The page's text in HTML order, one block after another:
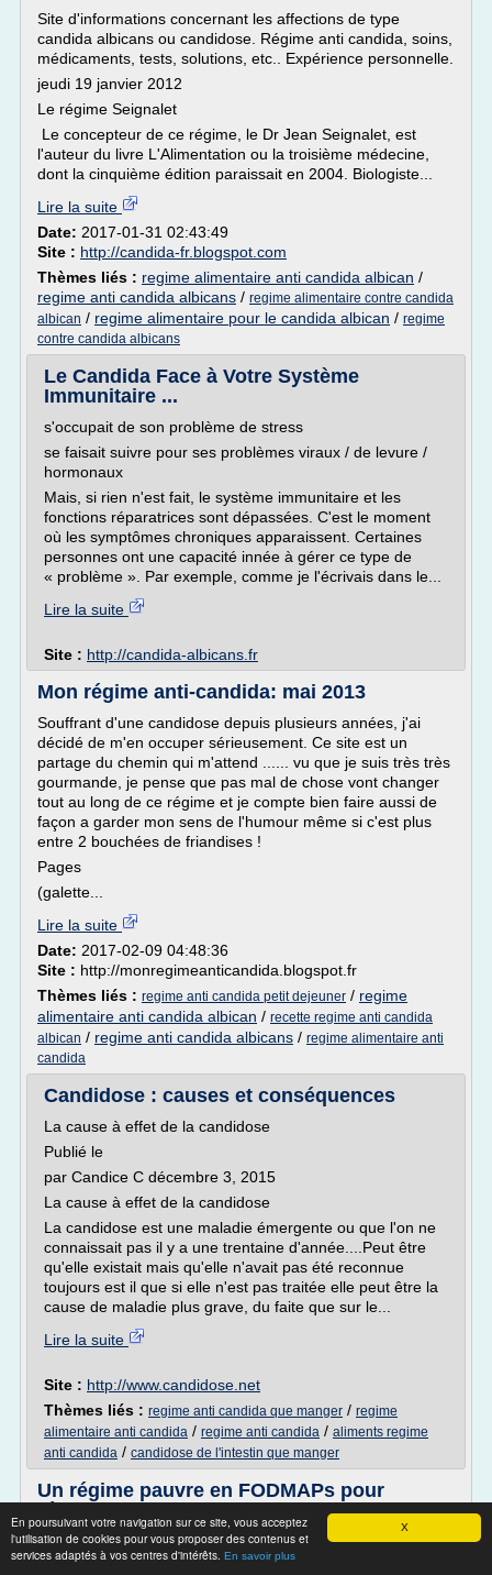
X
En poursuivant votre navigation sur ce site, vous acceptez
l'utilisation de cookies pour vous proposer des contenus et
services adaptés à vos centres d'intérêts. En savoir plus
Site d'informations concernant les affections de type
candida albicans ou candidose. Régime anti candida, soins,
médicaments, tests, solutions, etc.. Expérience personnelle.
jeudi 19 janvier 2012
Le régime Seignalet
Le concepteur de ce régime, le Dr Jean Seignalet, est
l'auteur du livre L'Alimentation ou la troisième médecine,
dont la cinquième édition paraissait en 2004. Biologiste...
Lire la suite
Date: 2017-01-31 02:43:49
Site : http://candida-fr.blogspot.com
Thèmes liés : regime alimentaire anti candida albican /
regime anti candida albicans / regime alimentaire contre candida
albican / regime alimentaire pour le candida albican / regime
contre candida albicans
Le Candida Face à Votre Système
Immunitaire ...
s'occupait de son problème de stress
se faisait suivre pour ses problèmes viraux / de levure /
hormonaux
Mais, si rien n'est fait, le système immunitaire et les
fonctions réparatrices sont dépassées. C'est le moment
où les symptômes chroniques apparaissent. Certaines
personnes ont une capacité innée à gérer ce type de
« problème ». Par exemple, comme je l'écrivais dans le...
Lire la suite
Site : http://candida-albicans.fr
Mon régime anti-candida: mai 2013
Souffrant d'une candidose depuis plusieurs années, j'ai
décidé de m'en occuper sérieusement. Ce site est un
partage du chemin qui m'attend ...... vu que je suis très très
gourmande, je pense que pas mal de chose vont changer
tout au long de ce régime et je compte bien faire aussi de
façon a garder mon sens de l'humour même si c'est plus
entre 2 bouchées de friandises !
Pages
(galette...
Lire la suite
Date: 2017-02-09 04:48:36
Site : http://monregimeanticandida.blogspot.fr
Thèmes liés : regime anti candida petit dejeuner / regime
alimentaire anti candida albican / recette regime anti candida
albican / regime anti candida albicans / regime alimentaire anti
candida
Candidose : causes et conséquences
La cause à effet de la candidose
Publié le
par Candice C décembre 3, 2015
La cause à effet de la candidose
La candidose est une maladie émergente ou que l'on ne
connaissait pas il y a une trentaine d'année....Peut être
qu'elle existait mais qu'elle n'avait pas été reconnue
toujours est il que si elle n'est pas traitée elle peut être la
cause de maladie plus grave, du faite que sur le...
Lire la suite
Site : http://www.candidose.net
Thèmes liés : regime anti candida que manger / regime
alimentaire anti candida / regime anti candida / aliments regime
anti candida / candidose de l'intestin que manger
Un régime pauvre en FODMAPs pour
De nombreux troubles intestinaux dont on ne trouve pas
toujours la cause pourraient être soulagés par le suivi d'un